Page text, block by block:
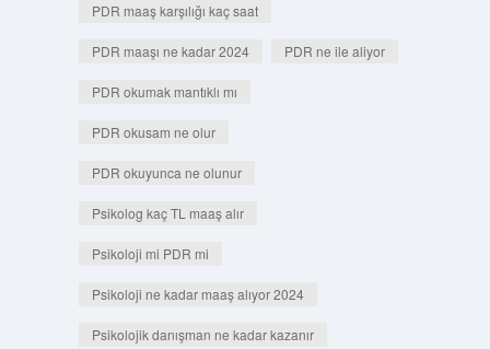
PDR maaş karşılığı kaç saat
PDR maaşı ne kadar 2024 PDR ne ile aliyor
PDR okumak mantıklı mı
PDR okusam ne olur
PDR okuyunca ne olunur
Psikolog kaç TL maaş alır
Psikoloji mi PDR mi
Psikoloji ne kadar maaş alıyor 2024
Psikolojik danışman ne kadar kazanır